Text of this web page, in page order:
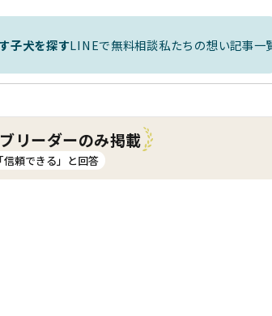
子犬を探すLINEで無料相談私たちの想い記事一
リーダーのみ掲載
信頼できる」と回答